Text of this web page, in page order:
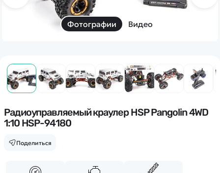
Фотографии Видео
Радиоуправляемый краулер HSP Pangolin 4WD
1:10 HSP-94180
Поделиться
Дополнительный способ связи
WhatsApp/Мобильный
Заказать звонок